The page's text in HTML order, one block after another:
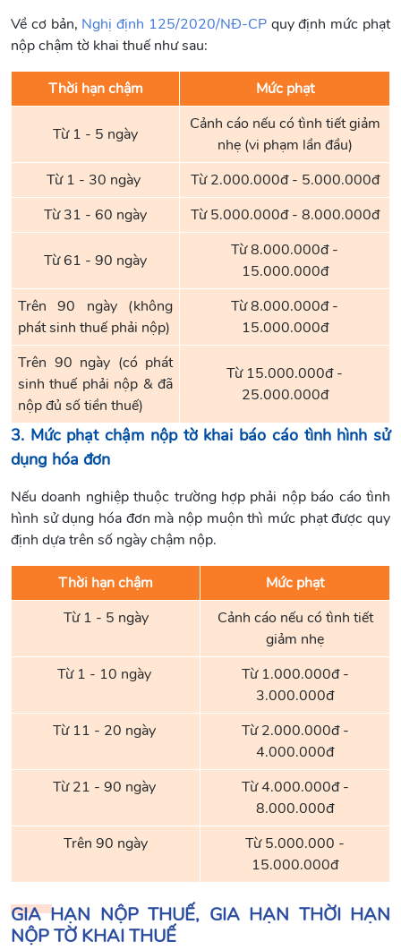
Về cơ bản, Nghị định 125/2020/NĐ-CPquy định mức phạt
nộp chậm tờ khai thuế như sau:
Thời hạn chậm Mức phạt
Từ 1 - 5 ngày
Cảnh cáo nếu có tình tiết giảm
nhẹ (vi phạm lần đầu)
Từ 1 - 30 ngày
Từ 2.000.000đ - 5.000.000đ
Từ 31 - 60 ngày
Từ 5.000.000đ - 8.000.000đ
Từ 61 - 90 ngày
Từ 8.000.000đ -
15.000.000đ
Trên 90 ngày (không
phát sinh thuế phải nộp)
Từ 8.000.000đ -
15.000.000đ
Trên 90 ngày (có phát
sinh thuế phải nộp & đã
nộp đủ số tiền thuế)
Từ 15.000.000đ -
25.000.000đ
3. Mức phạt chậm nộp tờ khai báo cáo tình hình sử
dụng hóa đơn
Nếu doanh nghiệp thuộc trường hợp phải nộp báo cáo tình
hình sử dụng hóa đơn mà nộp muộn thì mức phạt được quy
định dựa trên số ngày chậm nộp.
Thời hạn chậm
Mức phạt
Từ 1 - 5 ngày
Cảnh cáo nếu có tình tiết
giảm nhẹ
Từ 1 - 10 ngày
Từ 1.000.000đ -
3.000.000đ
Từ 11 - 20 ngày
Từ 2.000.000đ -
4.000.000đ
Từ 21 - 90 ngày
Từ 4.000.000đ -
8.000.000đ
Trên 90 ngày
Từ 5.000.000 -
15.000.000đ
GIA HẠN NỘP THUẾ, GIA HẠN THỜI HẠN
NỘP TỜ KHAI THUẾ